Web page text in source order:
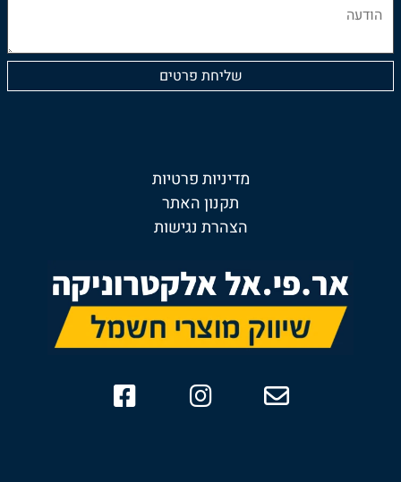
מדיניות פרטיות
תקנון האתר
הצהרת נגישות